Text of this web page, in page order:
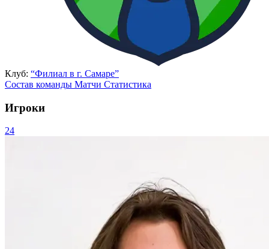
Клуб: “Филиал в г. Самаре”
Состав команды Матчи Статистика
Игроки
24